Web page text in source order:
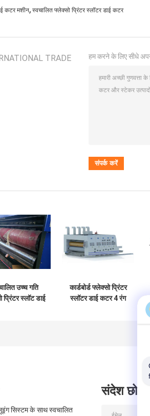
कटर मशीन, स्वचालित फ्लेक्सो प्रिंटर स्लॉटर डाई कटर
TRADE
हम करने के लिए सीधे
उच्च गति
प्रिंटर स्लॉट डाई
कार्डबोर्ड फ्लेक्सो प्रिंटर
स्लॉटर डाई कटर 4 रंग
सिस्टम के साथ स्वचालित
संदेश छोड़ दो